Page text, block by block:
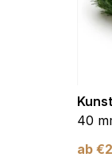
40
ab €